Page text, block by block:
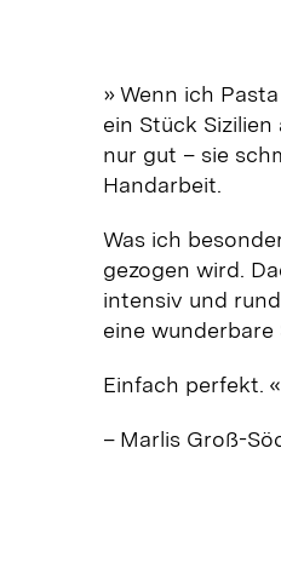
»Wenn ich
ein Stück
nur gut – sie
Handarbeit.
Was ich
gezogen wird.
intensiv und
eine
Einfach perfekt. «
– Marlis Groß-